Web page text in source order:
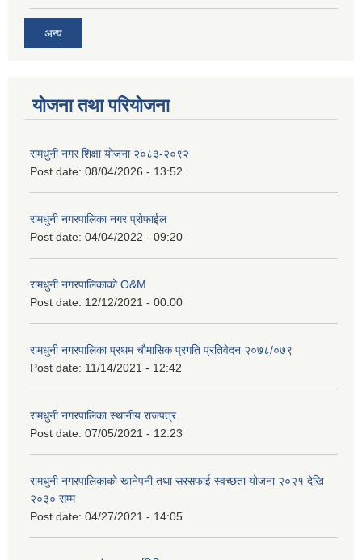
अन्य
योजना तथा परियोजना
रामधुनी नगर शिक्षा योजना २०८३-२०९२
Post date: 08/04/2026 - 13:52
रामधुनी नगरपालिका नगर प्रोफाईल
Post date: 04/04/2022 - 09:20
रामधुनी नगरपालिकाको O&M
Post date: 12/12/2021 - 00:00
रामधुनी नगरपालिका प्रथम चौमासिक प्रगति प्रतिवेदन २०७८/०७९
Post date: 11/14/2021 - 12:42
रामधुनी नगरपालिका स्थानीय राजपत्र
Post date: 07/05/2021 - 12:23
रामधुनी नगरपालिकाको खानेपनी तथा सरसफाई स्वच्छता योजना २०२१ देखि
२०३० सम्म
Post date: 04/27/2021 - 14:05